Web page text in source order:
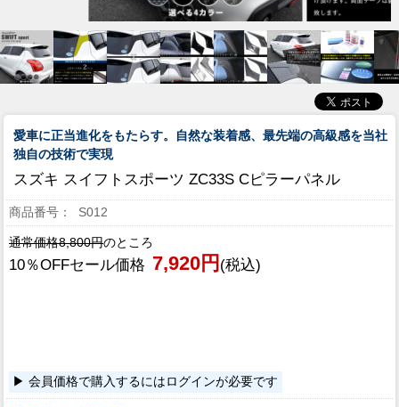
愛車に正当進化をもたらす。自然な装着感、最先端の高級感を当社
独自の技術で実現
スズキ スイフトスポーツ ZC33S Cピラーパネル
S012
通常価格8,800円のところ
10％OFFセール価格 7,920円 (税込)
会員価格で購入するにはログインが必要です